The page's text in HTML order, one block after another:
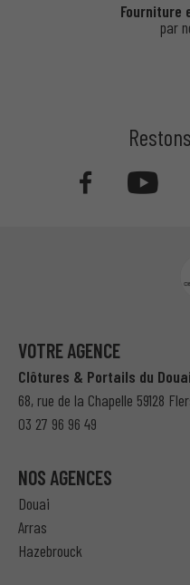
Fourniture
par
VOTRE AGENCE
Clôtures & Portails du
68, rue de la Chapelle 59128
03 27 96 96 49
NOS AGENCES
Douai
Arras
Hazebrouck